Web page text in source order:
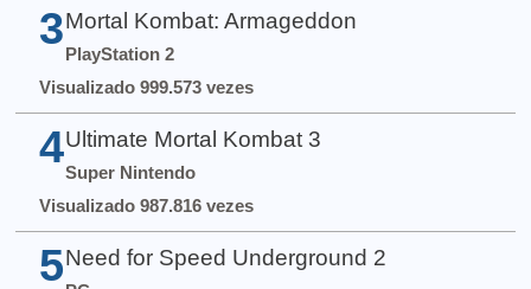
3 Mortal Kombat: Armageddon
PlayStation 2
Visualizado 999.573 vezes
4 Ultimate Mortal Kombat 3
Super Nintendo
Visualizado 987.816 vezes
5 Need for Speed Underground 2